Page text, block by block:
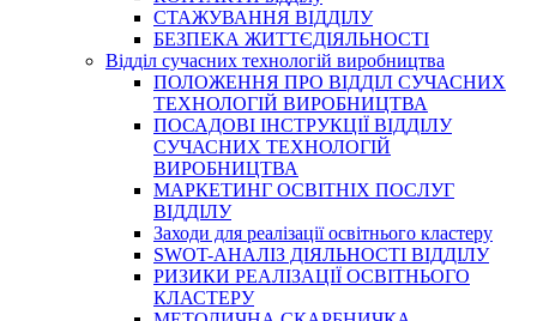
СТАЖУВАННЯ ВІДДІЛУ
БЕЗПЕКА ЖИТТЄДІЯЛЬНОСТІ
Відділ сучасних технологій виробництва
ПОЛОЖЕННЯ ПРО ВІДДІЛ СУЧАСНИХ
ТЕХНОЛОГІЙ ВИРОБНИЦТВА
ПОСАДОВІ ІНСТРУКЦІЇ ВІДДІЛУ
СУЧАСНИХ ТЕХНОЛОГІЙ
ВИРОБНИЦТВА
МАРКЕТИНГ ОСВІТНІХ ПОСЛУГ
ВІДДІЛУ
Заходи для реалізації освітнього кластеру
SWOT-АНАЛІЗ ДІЯЛЬНОСТІ ВІДДІЛУ
РИЗИКИ РЕАЛІЗАЦІЇ ОСВІТНЬОГО
КЛАСТЕРУ